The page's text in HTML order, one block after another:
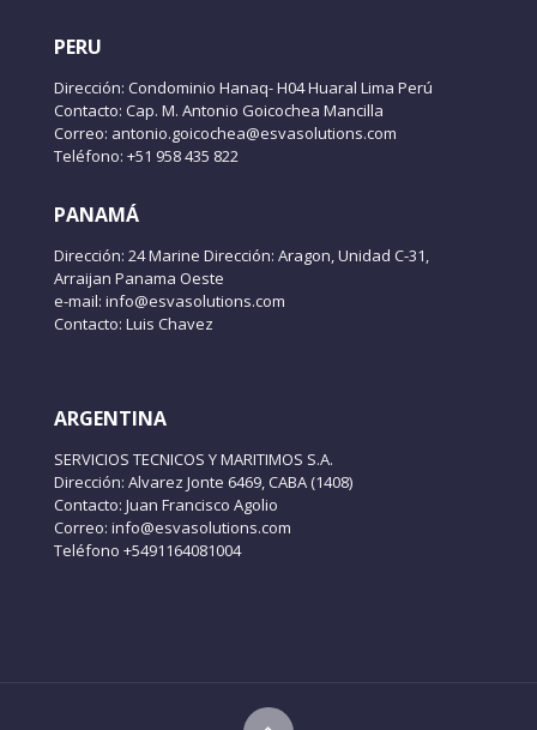
PERU
Dirección: Condominio Hanaq- H04 Huaral Lima Perú
Contacto: Cap. M. Antonio Goicochea Mancilla
Correo: antonio.goicochea@esvasolutions.com
Teléfono: +51 958 435 822
PANAMÁ
Dirección: 24 Marine Dirección: Aragon, Unidad C-31,
Arraijan Panama Oeste
e-mail: info@esvasolutions.com
Contacto: Luis Chavez
ARGENTINA
SERVICIOS TECNICOS Y MARITIMOS S.A.
Dirección: Alvarez Jonte 6469, CABA (1408)
Contacto: Juan Francisco Agolio
Correo: info@esvasolutions.com
Teléfono +5491164081004